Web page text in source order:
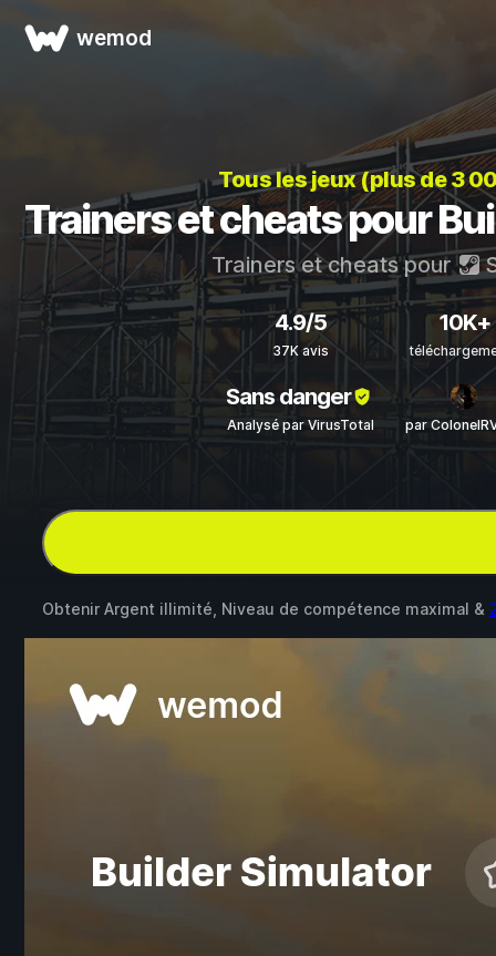
wemod
Tous les jeux (plus de 3
Trainers et cheats pour
Trainers et cheats pour
4.9/5
37K avis
10K+
Sans danger
Analysé par VirusTotal par
Obtenir Argent illimité, Niveau de compétence maximal &